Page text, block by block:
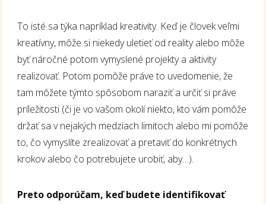
To isté sa týka napríklad kreativity. Keď je človek veľmi
kreatívny, môže si niekedy uletieť od reality alebo môže
byť náročné potom vymyslené projekty a aktivity
realizovať. Potom pomôže práve to uvedomenie, že
tam môžete týmto spôsobom naraziť a určiť si práve
príležitosti (či je vo vašom okolí niekto, kto vám pomôže
držať sa v nejakých medziach limitoch alebo mi pomôže
to, čo vymyslíte zrealizovať a pretaviť do konkrétnych
krokov alebo čo potrebujete urobiť, aby…).
Preto odporúčam, keď budete identifikovať